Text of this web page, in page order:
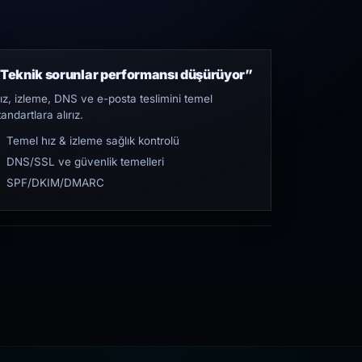
sorunlar performansı düşürüyor”
izleme, DNS ve e-posta teslimini temel
alırız.
Temel hız & izleme sağlık kontrolü
DNS/SSL ve güvenlik temelleri
SPF/DKIM/DMARC